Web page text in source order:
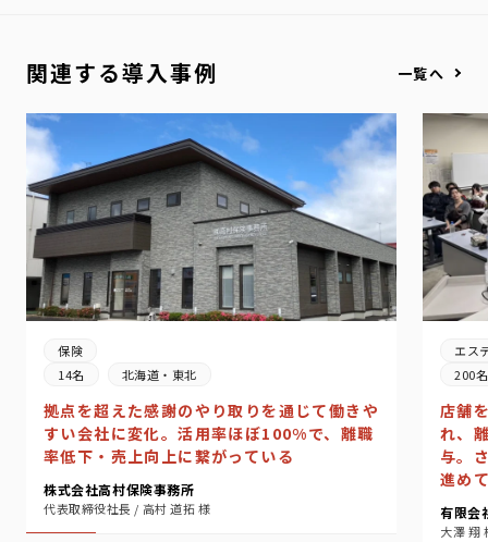
関連する導入事例 一覧へ
保険
14名
北海道・東北
拠点を超えた感謝のやり取りを通じて働きや
すい会社に変化。活用率ほぼ100%で、離職
率低下・売上向上に繋がっている
株式会社高村保険事務所
代表取締役社長 / 高村 道拓 様
エス
200名
店舗
れ、
与。
進め
有限会
大澤 翔